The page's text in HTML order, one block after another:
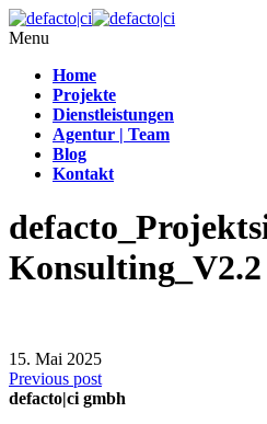
Menu
Home
Projekte
Dienstleistungen
Agentur | Team
Blog
Kontakt
Konsulting_V2.2
15. Mai 2025
Previous post
defacto|ci gmbh